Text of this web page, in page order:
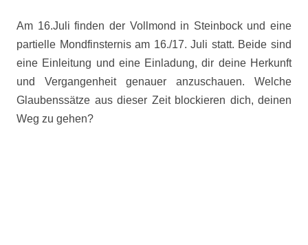
Am 16.Juli finden der Vollmond in Steinbock und eine
partielle Mondfinsternis am 16./17. Juli statt. Beide sind
eine Einleitung und eine Einladung, dir deine Herkunft
und Vergangenheit genauer anzuschauen. Welche
Glaubenssätze aus dieser Zeit blockieren dich, deinen
Weg zu gehen?